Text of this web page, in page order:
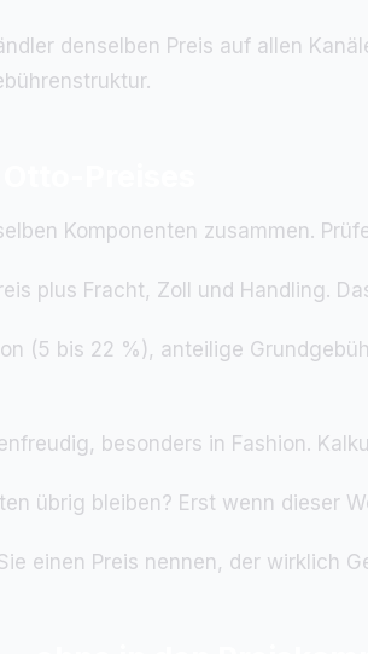
denselben Preis auf allen
Komponenten zusammen.
plus Fracht, Zoll und Handling.
(5 bis 22 %), anteilige
besonders in Fashion.
übrig bleiben? Erst wenn dieser
einen Preis nennen, der wirklich